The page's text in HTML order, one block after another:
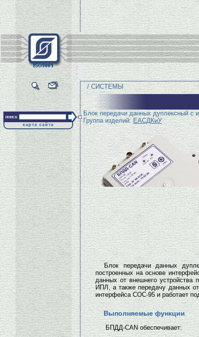
/ СИСТЕМЫ
поиск
карта сайта
Блок передачи данных дуплексный с
Группа изделий: ЕАСДКиУ
Блок передачи данных
построенных на основе
данных от внешнего
ИПЛ, а также передачу данных
интерфейса СОС-95 и работает
Выполняемые функции
БПДД-CAN обеспечивает: